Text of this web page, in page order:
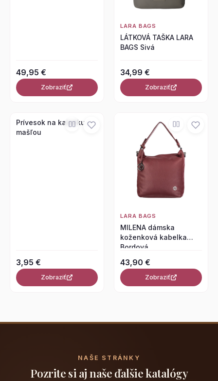
49,95 €
Zobraziť
LARA BAGS
LÁTKOVÁ TAŠKA LARA
BAGS Sivá
34,99 €
Zobraziť
Prívesok na kabelku s
mašľou
3,95 €
Zobraziť
LARA BAGS
MILENA dámska
koženková kabelka
Bordová
43,90 €
Zobraziť
NAŠE STRÁNKY
Pozrite si aj naše ďalšie katalógy